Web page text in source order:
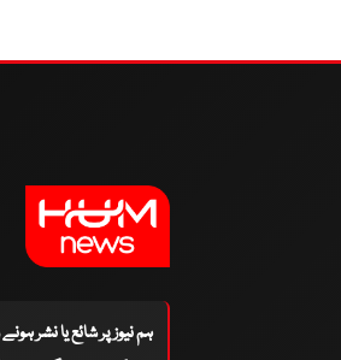
ہم نیوز پر شائع یا نشر